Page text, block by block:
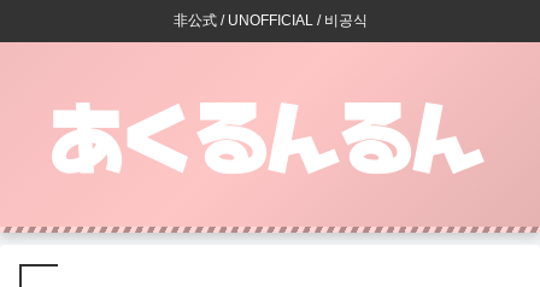
非公式 / UNOFFICIAL / 비공식